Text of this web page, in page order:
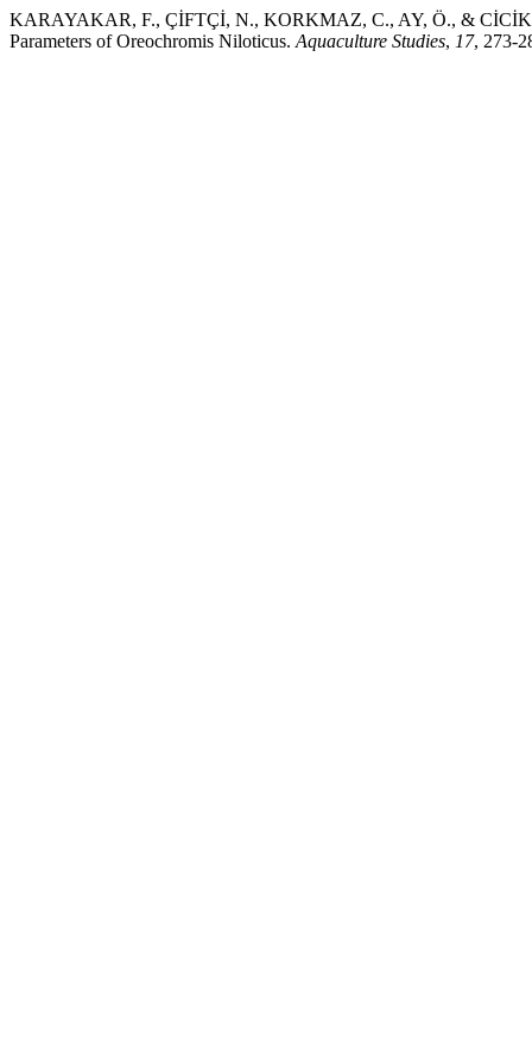
KARAYAKAR, F., ÇİFTÇİ, N., KORKMAZ, C., AY, Ö., & CİCİK,
Parameters of Oreochromis Niloticus. Aquaculture Studies, 17, 273-